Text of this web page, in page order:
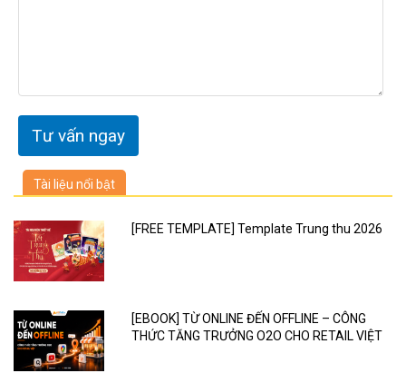
Tài liệu nổi bật
[FREE TEMPLATE] Template Trung thu 2026
[EBOOK] TỪ ONLINE ĐẾN OFFLINE – CÔNG
THỨC TĂNG TRƯỞNG O2O CHO RETAIL VIỆT